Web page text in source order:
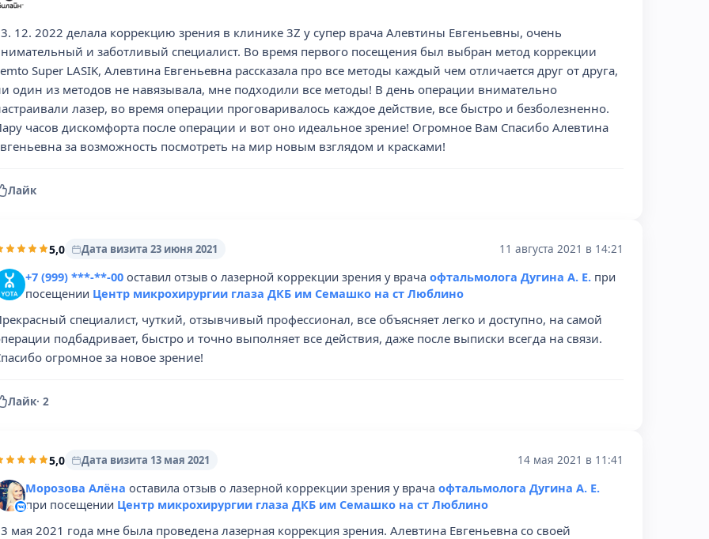
12. 2022 делала коррекцию зрения в клинике 3Z у супер врача Алевтины Евгеньевны, очень
и заботливый специалист. Во время первого посещения был выбран метод коррекции
Super LASIK, Алевтина Евгеньевна рассказала про все методы каждый чем отличается друг от друга,
один из методов не навязывала, мне подходили все методы! В день операции внимательно
лазер, во время операции проговаривалось каждое действие, все быстро и безболезненно.
часов дискомфорта после операции и вот оно идеальное зрение! Огромное Вам Спасибо Алевтина
за возможность посмотреть на мир новым взглядом и красками!
Лайк
5,0 Дата визита 23 июня 2021 11 августа 2021 в 14:21
+7 (999) ***-**-00 оставил отзыв о лазерной коррекции зрения у врача офтальмолога Дугина А. Е. при
посещении Центр микрохирургии глаза ДКБ им Семашко на ст Люблино
специалист, чуткий, отзывчивый профессионал, все объясняет легко и доступно, на самой
подбадривает, быстро и точно выполняет все действия, даже после выписки всегда на связи.
огромное за новое зрение!
Лайк· 2
5,0 Дата визита 13 мая 2021 14 мая 2021 в 11:41
Морозова Алёна оставила отзыв о лазерной коррекции зрения у врача офтальмолога Дугина А. Е.
при посещении Центр микрохирургии глаза ДКБ им Семашко на ст Люблино
мая 2021 года мне была проведена лазерная коррекция зрения. Алевтина Евгеньевна со своей